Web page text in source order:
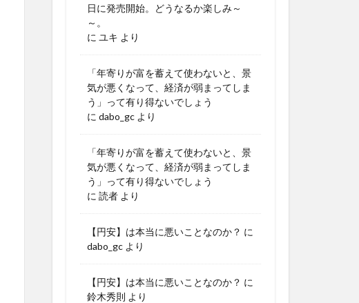
日に発売開始。どうなるか楽しみ～
～。
に ユキ より
「年寄りが富を蓄えて使わないと、景
気が悪くなって、経済が弱まってしま
う」って有り得ないでしょう
に dabo_gc より
「年寄りが富を蓄えて使わないと、景
気が悪くなって、経済が弱まってしま
う」って有り得ないでしょう
に 読者 より
【円安】は本当に悪いことなのか？ に
dabo_gc より
【円安】は本当に悪いことなのか？ に
鈴木秀則 より